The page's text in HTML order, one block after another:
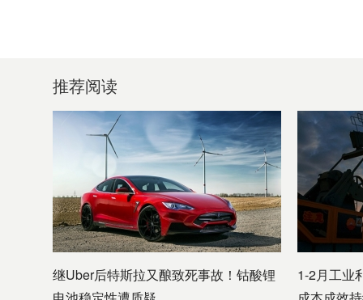
推荐阅读
继Uber后特斯拉又酿致死事故！钴酸锂
1-2月工业